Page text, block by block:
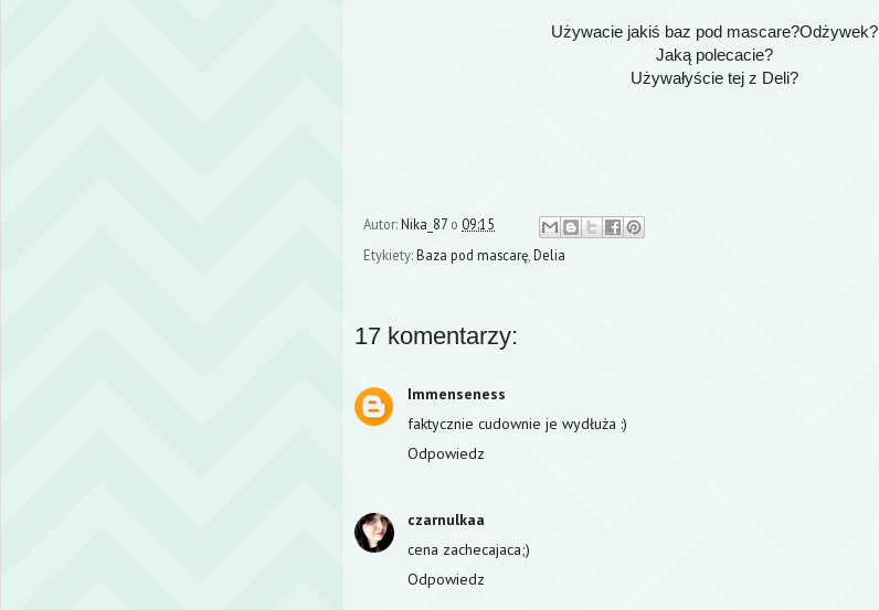
Używacie jakiś baz pod mascare?Odżywek?
Jaką polecacie?
Używałyście tej z Deli?
Autor:Nika_87 o 09:15
Etykiety:Baza pod mascarę Delia
17 komentarzy:
Immenseness
faktycznie cudownie je wydłuża :)
Odpowiedz
czarnulkaa
cena zachecajaca;)
Odpowiedz